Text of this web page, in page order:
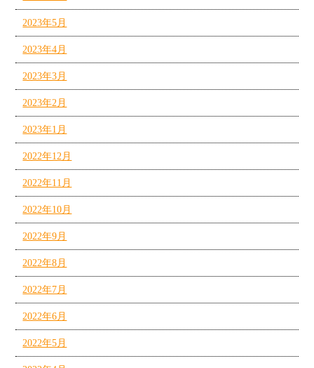
2023年5月
2023年4月
2023年3月
2023年2月
2023年1月
2022年12月
2022年11月
2022年10月
2022年9月
2022年8月
2022年7月
2022年6月
2022年5月